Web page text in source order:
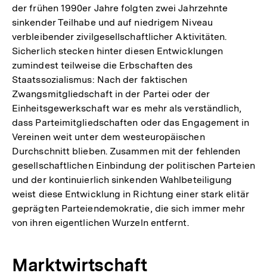
der frühen 1990er Jahre folgten zwei Jahrzehnte
sinkender Teilhabe und auf niedrigem Niveau
verbleibender zivilgesellschaftlicher Aktivitäten.
Sicherlich stecken hinter diesen Entwicklungen
zumindest teilweise die Erbschaften des
Staatssozialismus: Nach der faktischen
Zwangsmitgliedschaft in der Partei oder der
Einheitsgewerkschaft war es mehr als verständlich,
dass Parteimitgliedschaften oder das Engagement in
Vereinen weit unter dem westeuropäischen
Durchschnitt blieben. Zusammen mit der fehlenden
gesellschaftlichen Einbindung der politischen Parteien
und der kontinuierlich sinkenden Wahlbeteiligung
weist diese Entwicklung in Richtung einer stark elitär
geprägten Parteiendemokratie, die sich immer mehr
von ihren eigentlichen Wurzeln entfernt.
Marktwirtschaft